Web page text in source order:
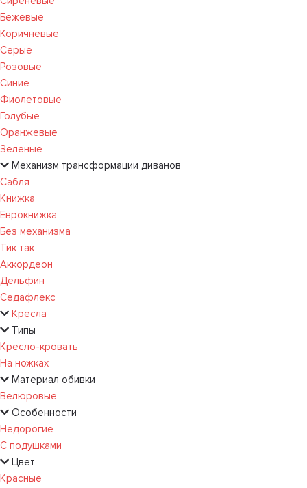
Бежевые
Коричневые
Серые
Розовые
Синие
Фиолетовые
Голубые
Оранжевые
Зеленые
Механизм трансформации диванов
Сабля
Книжка
Еврокнижка
Без механизма
Тик так
Аккордеон
Дельфин
Седафлекс
Кресла
Типы
Кресло-кровать
На ножках
Материал обивки
Велюровые
Особенности
Недорогие
С подушками
Цвет
Красные